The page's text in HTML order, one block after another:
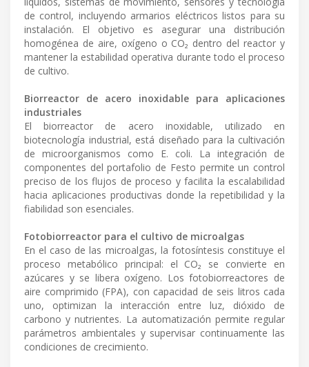
de control, incluyendo armarios eléctricos listos para su
instalación. El objetivo es asegurar una distribución
homogénea de aire, oxígeno o CO₂ dentro del reactor y
mantener la estabilidad operativa durante todo el proceso
de cultivo.
Biorreactor de acero inoxidable para aplicaciones
industriales
El biorreactor de acero inoxidable, utilizado en
biotecnología industrial, está diseñado para la cultivación
de microorganismos como E. coli. La integración de
componentes del portafolio de Festo permite un control
preciso de los flujos de proceso y facilita la escalabilidad
hacia aplicaciones productivas donde la repetibilidad y la
fiabilidad son esenciales.
Fotobiorreactor para el cultivo de microalgas
En el caso de las microalgas, la fotosíntesis constituye el
proceso metabólico principal: el CO₂ se convierte en
azúcares y se libera oxígeno. Los fotobiorreactores de
aire comprimido (FPA), con capacidad de seis litros cada
uno, optimizan la interacción entre luz, dióxido de
carbono y nutrientes. La automatización permite regular
parámetros ambientales y supervisar continuamente las
condiciones de crecimiento.